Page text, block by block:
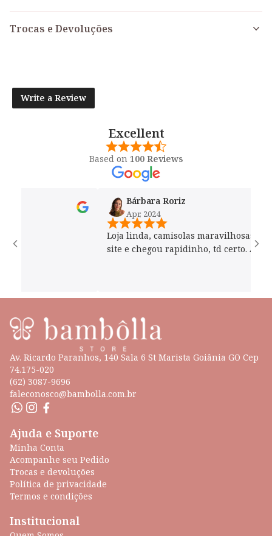
Trocas e Devoluções
Write a Review
Excellent
Based on 100 Reviews
Bárbara Roriz
Apr, 2024
Loja linda, camisolas maravilhosas.
site e chegou rapidinho, td certo.
Av. Ricardo Paranhos, 140 Sala 6 St Marista Goiânia GO Cep
74.175-020
(62) 3087-9696
faleconosco@bambolla.com.br
Ajuda e Suporte
Minha Conta
Acompanhe seu Pedido
Trocas e devoluções
Política de privacidade
Termos e condições
Institucional